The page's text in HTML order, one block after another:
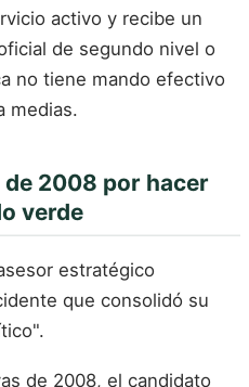
activo y recibe un
de segundo nivel o
no tiene mando efectivo
medias.
2008 por hacer
verde
estratégico
que consolidó su
de 2008, el candidato